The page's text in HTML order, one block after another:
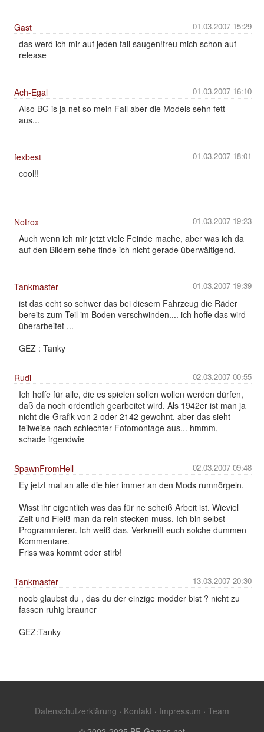
01.03.2007 15:29
Gast
das werd ich mir auf jeden fall saugen!freu mich schon auf
release
01.03.2007 16:10
Ach-Egal
Also BG is ja net so mein Fall aber die Models sehn fett
aus...
01.03.2007 18:01
fexbest
cool!!
01.03.2007 19:23
Notrox
Auch wenn ich mir jetzt viele Feinde mache, aber was ich da
auf den Bildern sehe finde ich nicht gerade überwältigend.
01.03.2007 19:39
Tankmaster
ist das echt so schwer das bei diesem Fahrzeug die Räder
bereits zum Teil im Boden verschwinden.... ich hoffe das wird
überarbeitet ...
GEZ : Tanky
02.03.2007 00:55
Rudi
Ich hoffe für alle, die es spielen sollen wollen werden dürfen,
daß da noch ordentlich gearbeitet wird. Als 1942er ist man ja
nicht die Grafik von 2 oder 2142 gewohnt, aber das sieht
teilweise nach schlechter Fotomontage aus... hmmm,
schade irgendwie
02.03.2007 09:48
SpawnFromHell
Ey jetzt mal an alle die hier immer an den Mods rumnörgeln.
Wisst ihr eigentlich was das für ne scheiß Arbeit ist. Wieviel
Zeit und Fleiß man da rein stecken muss. Ich bin selbst
Programmierer. Ich weiß das. Verkneift euch solche dummen
Kommentare.
Friss was kommt oder stirb!
13.03.2007 20:30
Tankmaster
noob glaubst du , das du der einzige modder bist ? nicht zu
fassen ruhig brauner
GEZ:Tanky
Datenschutzerklärung · Kontakt · Impressum · Team